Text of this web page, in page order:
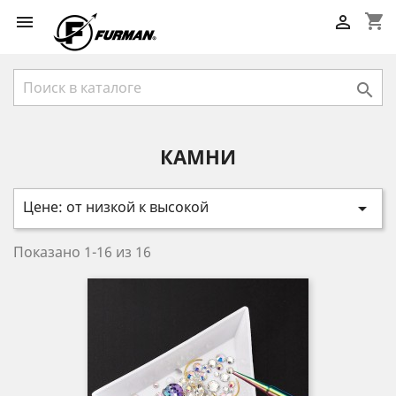
 shopping_cart


КАМНИ
Цене: от низкой к высокой 
Показано 1-16 из 16